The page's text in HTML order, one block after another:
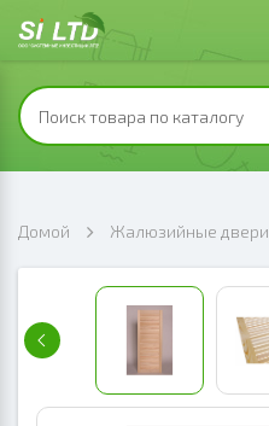
Домой Жалюзийные двери